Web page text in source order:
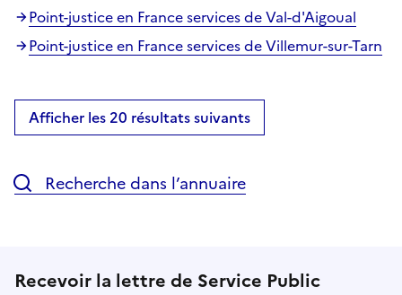
Point-justice en France services de Val-d'Aigoual
Point-justice en France services de Villemur-sur-Tarn
Afficher les 20 résultats suivants
Recherche dans l’annuaire
Recevoir la lettre de Service Public